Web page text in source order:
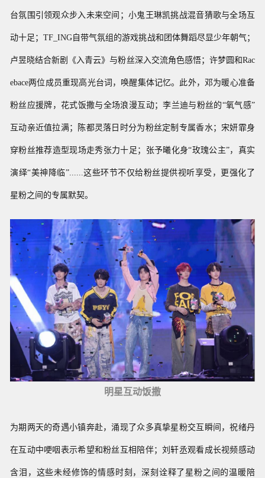
台氛围引领观众步入未来空间；小鬼王琳凯挑战混音猜歌与全场互
动十足；TF_ING自带气氛组的游戏挑战和团体舞蹈尽显少年朝气；
卢昱晓结合新剧《入青云》与粉丝深入交流角色感悟；许梦圆和Rac
ebace两位成员重现高光台词，唤醒集体记忆。此外，邓为暖心准备
粉丝应援牌，花式饭撒与全场浪漫互动； 李兰迪与粉丝的“氧气感”
互动亲近值拉满；陈都灵落日时分为粉丝定制专属香水； 宋妍霏身
穿粉丝推荐造型现场走秀张力十足；张予曦化身“玫瑰公主”，真实
演绎“美神降临”...... 这些环节不仅给粉丝提供视听享受，更强化了
星粉之间的专属默契。
明星互动饭撒
为期两天的奇遇小镇奔赴，涌现了众多真挚星粉交互瞬间，祝绪丹
在互动中哽咽表示希望和粉丝互相陪伴；刘轩丞观看成长视频感动
含泪，这些未经修饰的情感时刻，深刻诠释了星粉之间的温暖陪